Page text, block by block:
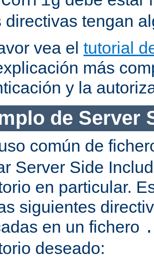
directivas tengan
vea el tutorial
más
y la
de Server
común de
Server Side
en particular.
siguientes
en un fichero
deseado: